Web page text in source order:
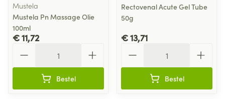
Mustela
Mustela Pn Massage Olie
100ml
€ 11,72
Bestel
Rectovenal Acute Gel Tube
50g
€ 13,71
Bestel